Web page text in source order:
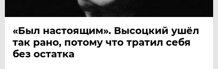
«Был настоящим». Высоцкий ушёл
так рано, потому что тратил себя
без остатка